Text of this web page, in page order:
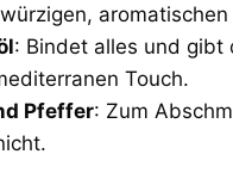
aromatischen
: Bindet alles und gibt
Touch.
Pfeffer: Zum